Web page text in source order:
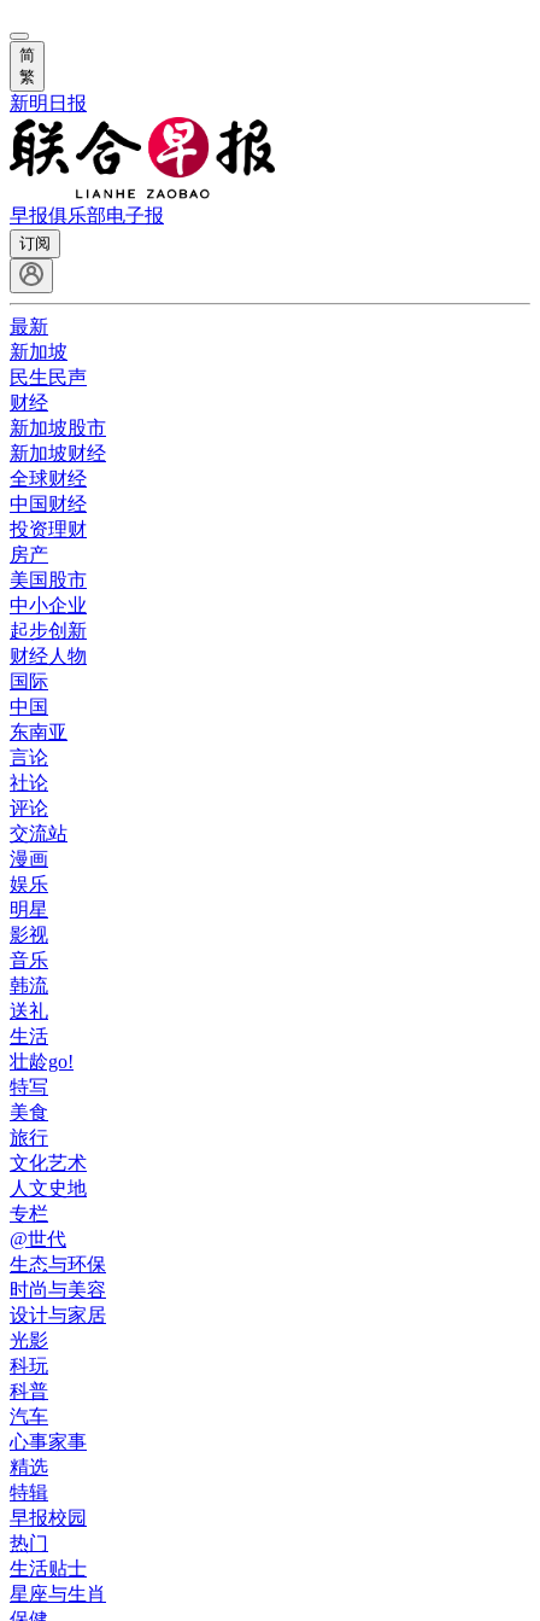
简
繁
新明日报
早报俱乐部电子报
订阅
最新
新加坡
民生民声
财经
新加坡股市
新加坡财经
全球财经
中国财经
投资理财
房产
美国股市
中小企业
起步创新
财经人物
国际
中国
东南亚
言论
社论
评论
交流站
漫画
娱乐
明星
影视
音乐
韩流
送礼
生活
壮龄go!
特写
美食
旅行
文化艺术
人文史地
专栏
@世代
生态与环保
时尚与美容
设计与家居
光影
科玩
科普
汽车
心事家事
精选
特辑
早报校园
热门
生活贴士
星座与生肖